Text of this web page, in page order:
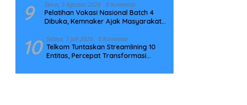
9 Senin, 3 Agustus 2026 0 Komentar
Pelatihan Vokasi Nasional Batch 4
Dibuka, Kemnaker Ajak Masyarakat
10 Selasa, 7 Juli 2026 0 Komentar
Telkom Tuntaskan Streamlining 10
Entitas, Percepat Transformasi